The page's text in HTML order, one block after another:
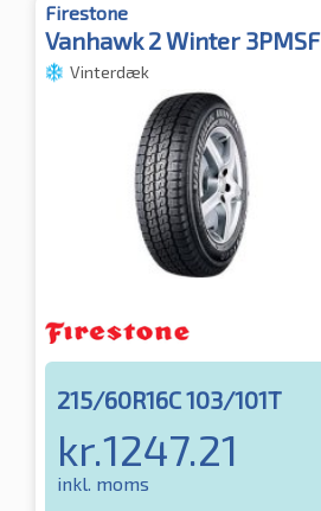
Firestone
Vanhawk 2 Winter 3PMSF
Vinterdæk
215/60R16C 103/101T
kr.1247.21
inkl. moms